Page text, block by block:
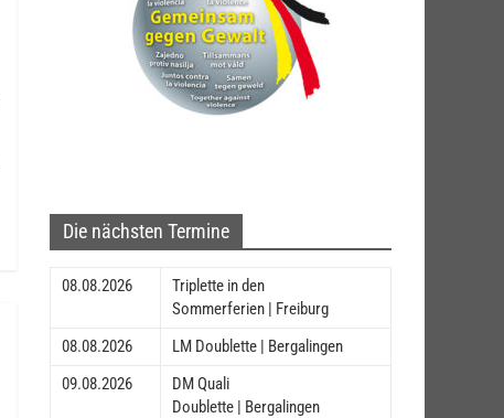
Die nächsten Termine
08.08.2026
Triplette in den
Sommerferien | Freiburg
08.08.2026
LM Doublette | Bergalingen
09.08.2026
DM Quali
Doublette | Bergalingen